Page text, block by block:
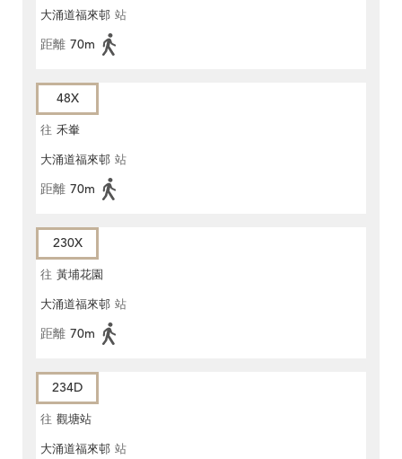
大涌道福來邨 站
距離 70m
48X
往 禾輋
大涌道福來邨 站
距離 70m
230X
往 黃埔花園
大涌道福來邨 站
距離 70m
234D
往 觀塘站
大涌道福來邨 站